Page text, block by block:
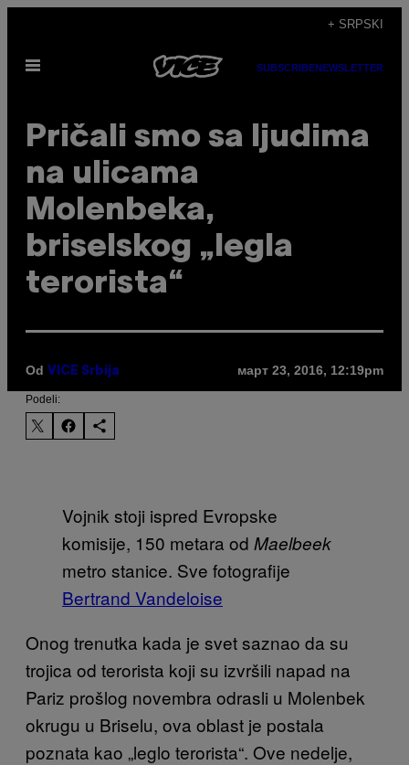
садржај
+ SRPSKI
Otvori
SUBSCRIBENEWSLETTER
Pričali smo sa ljudima
na ulicama
Molenbeka,
briselskog „legla
terorista“
Od VICE Srbija март 23, 2016, 12:19pm
Podeli:
Vojnik stoji ispred Evropske
komisije, 150 metara od Maelbeek
metro stanice. Sve fotografije
Bertrand Vandeloise
Onog trenutka kada je svet saznao da su
trojica od terorista koji su izvršili napad na
Pariz prošlog novembra odrasli u Molenbek
okrugu u Briselu, ova oblast je postala
poznata kao „leglo terorista“. Ove nedelje,